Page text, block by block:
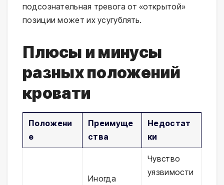
подсознательная тревога от «открытой»
позиции может их усугублять.
Плюсы и минусы
разных положений
кровати
Положени
е
Преимуще
ства
Недостат
ки
Иногда
Чувство
уязвимости